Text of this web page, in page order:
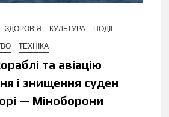
ЗДОРОВ'Я КУЛЬТУРА
ПОДІЇ
ТЕХНІКА
та авіацію
і знищення суден
— Міноборони